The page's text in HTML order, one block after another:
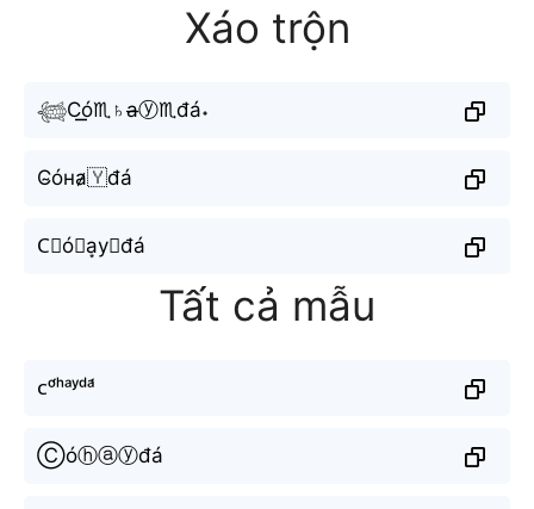
Xáo trộn
𓆉C͟͟ó♏︎♄a̶ⓨ♏︎đá˖
C̴óнa̷🇾đá
C⃟ó𝘩a͙y⊶đá
Tất cả mẫu
ᴄᵒ́ʰᵃʸᵈᵃ́
Ⓒóⓗⓐⓨđá